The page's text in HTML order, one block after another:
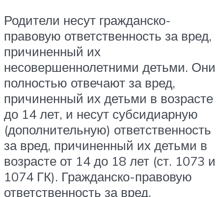
Родители несут гражданско-
правовую ответственность за вред,
причиненный их
несовершеннолетними детьми. Они
полностью отвечают за вред,
причиненный их детьми в возрасте
до 14 лет, и несут субсидиарную
(дополнительную) ответственность
за вред, причиненный их детьми в
возрасте от 14 до 18 лет (ст. 1073 и
1074 ГК). Гражданско-правовую
ответственность за вред,